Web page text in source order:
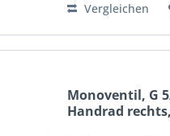
Vergleichen
Monoventil, G
Handrad